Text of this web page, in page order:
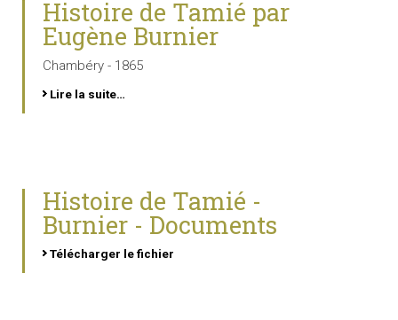
Histoire de Tamié par
Eugène Burnier
Chambéry - 1865
Lire la suite…
Histoire de Tamié -
Burnier - Documents
Télécharger le fichier